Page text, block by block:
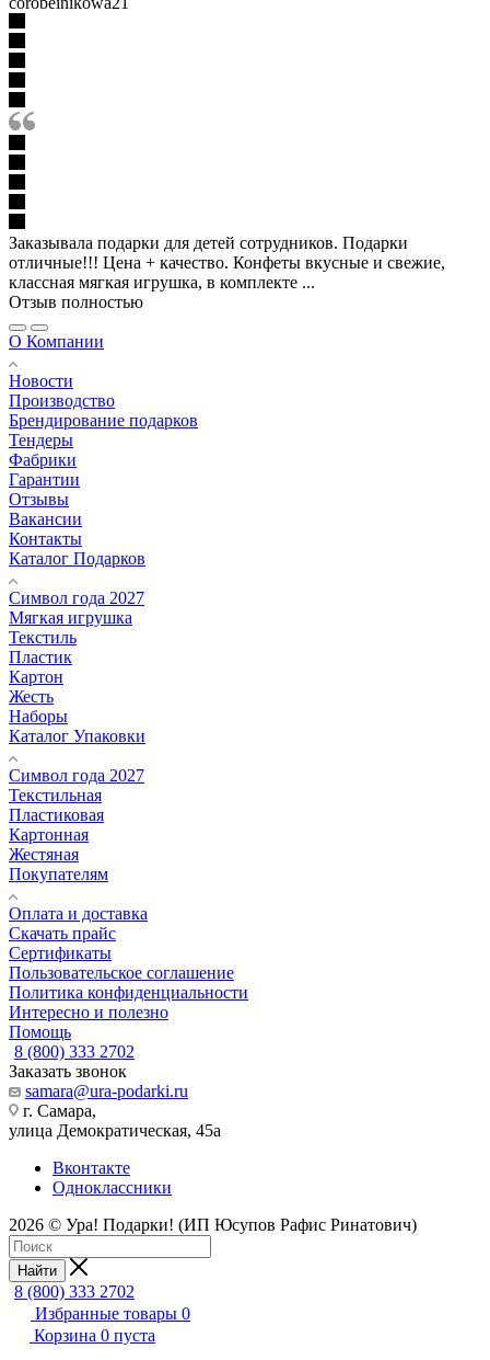
Заказывала подарки для детей сотрудников. Подарки
отличные!!! Цена + качество. Конфеты вкусные и свежие,
классная мягкая игрушка, в комплекте ...
Отзыв полностью
О Компании
Новости
Производство
Брендирование подарков
Тендеры
Фабрики
Гарантии
Отзывы
Вакансии
Контакты
Каталог Подарков
Символ года 2027
Мягкая игрушка
Текстиль
Пластик
Картон
Жесть
Наборы
Каталог Упаковки
Символ года 2027
Текстильная
Пластиковая
Картонная
Жестяная
Покупателям
Оплата и доставка
Скачать прайс
Сертификаты
Пользовательское соглашение
Политика конфиденциальности
Интересно и полезно
Помощь
8 (800) 333 2702
Заказать звонок
samara@ura-podarki.ru
г. Самара,
улица Демократическая, 45а
Вконтакте
Одноклассники
2026 © Ура! Подарки! (ИП Юсупов Рафис Ринатович)
Найти
8 (800) 333 2702
Избранные товары 0
Корзина 0 пуста